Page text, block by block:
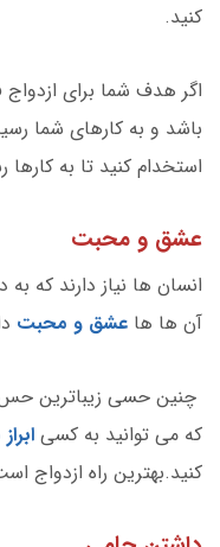
کنید.
اگر هدف شما برای
باشد و به کارهای شما
استخدام کنید تا به
عشق و محبت
انسان ها نیاز دارند که
آن ها ها عشق و محبت
چنین حسی زیباترین
که می توانید به کسی
کنید.بهترین راه ازدواج